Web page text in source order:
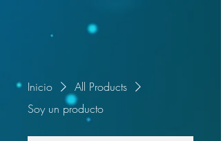
Inicio
All Products
Soy un producto